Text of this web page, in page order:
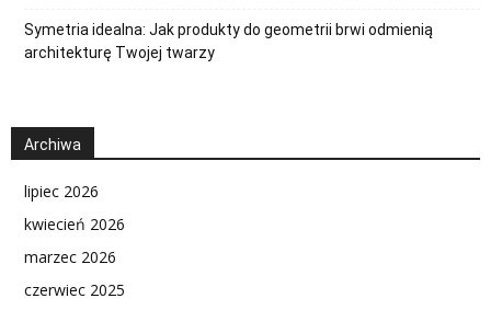
Symetria idealna: Jak produkty do geometrii brwi odmienią
architekturę Twojej twarzy
Archiwa
lipiec 2026
kwiecień 2026
marzec 2026
czerwiec 2025